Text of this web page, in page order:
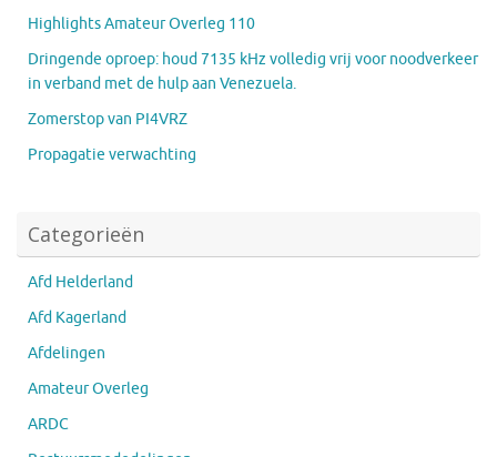
Highlights Amateur Overleg 110
Dringende oproep: houd 7135 kHz volledig vrij voor noodverkeer
in verband met de hulp aan Venezuela.
Zomerstop van PI4VRZ
Propagatie verwachting
Categorieën
Afd Helderland
Afd Kagerland
Afdelingen
Amateur Overleg
ARDC